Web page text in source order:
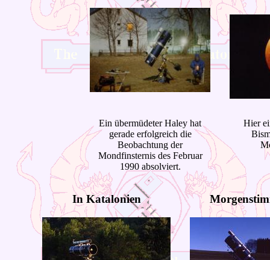
Ein übermüdeter Haley hat
gerade erfolgreich die
Beobachtung der
Mondfinsternis des Februar
1990 absolviert.
Hier
In Katalonien